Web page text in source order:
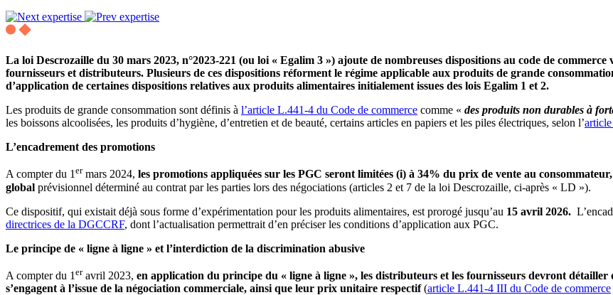
La loi Descrozaille du 30 mars 2023, n°2023-221 (ou loi « Egalim 3 ») ajoute de nombreuses dispositions au code de
fournisseurs et distributeurs. Plusieurs de ces dispositions réforment le régime applicable aux produits de grande
d’application de certaines dispositions relatives aux produits alimentaires initialement issues des lois Egalim 1 et 2.
Les produits de grande consommation sont définis à l’article L.441-4 du Code de commerce comme « des produits non durables à
les boissons alcoolisées, les produits d’hygiène, d’entretien et de beauté, certains articles en papiers et les piles électriques, selon l’
L’encadrement des promotions
A compter du 1ermars 2024, les promotions appliquées sur les PGC seront limitées (i) à 34% du prix de vente au
global prévisionnel déterminé au contrat par les parties lors des négociations (articles 2 et 7 de la loi Descrozaille, ci-après « LD »).
Ce dispositif, qui existait déjà sous forme d’expérimentation pour les produits alimentaires, est prorogé jusqu’au 15 avril 2026.
directrices de la DGCCRF, dont l’actualisation permettrait d’en préciser les conditions d’application aux PGC.
Le principe de « ligne à ligne » et l’interdiction de la discrimination abusive
A compter du 1 eravril 2023, en application du principe du « ligne à ligne », les distributeurs et les fournisseurs devront détailler
s’engagent à l’issue de la négociation commerciale, ainsi que leur prix unitaire respectif(article L.441-4 III du Code de commerce